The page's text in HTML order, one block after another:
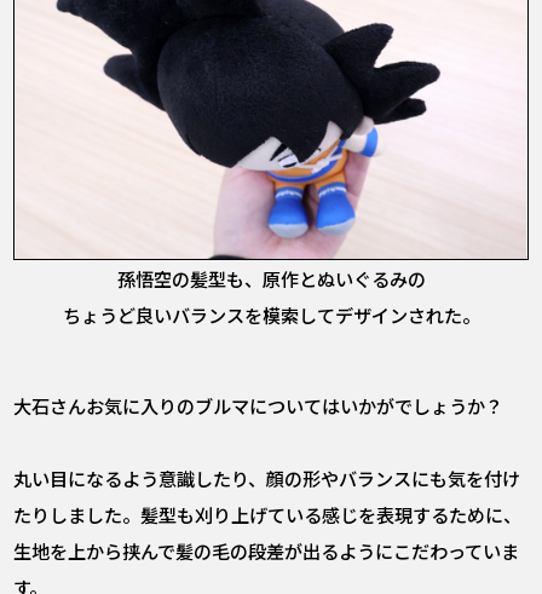
孫悟空の髪型も、原作とぬいぐるみの
ちょうど良いバランスを模索してデザインされた。
――大石さんお気に入りのブルマについてはいかがでしょうか？
丸い目になるよう意識したり、顔の形やバランスにも気を付け
たりしました。髪型も刈り上げている感じを表現するために、
生地を上から挟んで髪の毛の段差が出るようにこだわっていま
す。